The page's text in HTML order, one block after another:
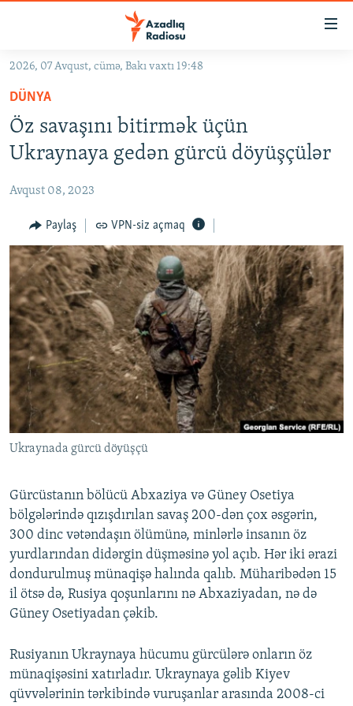
Əsas
qayıt
Əsas
naviqasiyaya
qayıt
#İZAHLA
KORRUPSIOMETR
#ƏSLINDƏ
FƏRQƏ BAX
QANUNI DOĞRU
ARAŞDIRMA
MULTIMEDIA
VIDEO
FOTOQALEREYA
İNFOQRAFIKA
KARIKATURA
RADIO ARXIV
OXU ZALI
AZƏRBAYCAN ƏDƏBIYYATI KITABXANASI
İSLAM VƏ DEMOKRATIYA
İZ - MƏDƏNIYYƏT PROQRAMI
HAQQIMIZDA
MISSIYAMIZ
PEŞƏ ETIKASI VƏ JURNALISTIKA STANDARTLARIMIZ
MATERIALLARIMIZDAN ISTIFADƏ
AZADLIQRADIOSU MOBIL TELEFONUNUZDA
XƏBƏR BÜLLETENLƏRIMIZ
BIZI IZLƏ
RFE/RL-in bütün saytları
2026, 07 Avqust, cümə, Bakı vaxtı 19:48
DÜNYA
Öz savaşını bitirmək üçün
Ukraynaya gedən gürcü döyüşçülər
Avqust 08, 2023
Paylaş VPN-siz açmaq
Ukraynada gürcü döyüşçü
Gürcüstanın bölücü Abxaziya və Güney Osetiya
bölgələrində qızışdırılan savaş 200-dən çox əsgərin,
300 dinc vətəndaşın ölümünə, minlərlə insanın öz
yurdlarından didərgin düşməsinə yol açıb. Hər iki ərazi
dondurulmuş münaqişə halında qalıb. Müharibədən 15
il ötsə də, Rusiya qoşunlarını nə Abxaziyadan, nə də
Güney Osetiyadan çəkib.
Rusiyanın Ukraynaya hücumu gürcülərə onların öz
münaqişəsini xatırladır. Ukraynaya gəlib Kiyev
qüvvələrinin tərkibində vuruşanlar arasında 2008-ci